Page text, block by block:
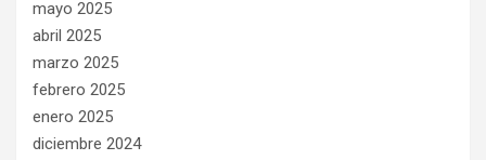
mayo 2025
abril 2025
marzo 2025
febrero 2025
enero 2025
diciembre 2024